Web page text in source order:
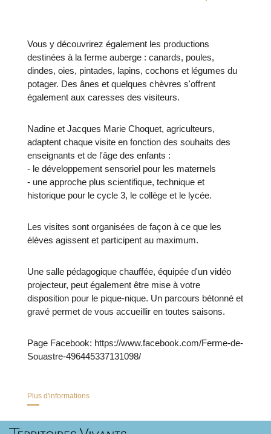
Vous y découvrirez également les productions
destinées à la ferme auberge : canards, poules,
dindes, oies, pintades, lapins, cochons et légumes du
potager. Des ânes et quelques chèvres s'offrent
également aux caresses des visiteurs.
Nadine et Jacques Marie Choquet, agriculteurs,
adaptent chaque visite en fonction des souhaits des
enseignants et de l'âge des enfants :
- le développement sensoriel pour les maternels
- une approche plus scientifique, technique et
historique pour le cycle 3, le collège et le lycée.
Les visites sont organisées de façon à ce que les
élèves agissent et participent au maximum.
Une salle pédagogique chauffée, équipée d'un vidéo
projecteur, peut également être mise à votre
disposition pour le pique-nique. Un parcours bétonné et
gravé permet de vous accueillir en toutes saisons.
Page Facebook: https://www.facebook.com/Ferme-de-
Souastre-496445337131098/
Plus d'informations